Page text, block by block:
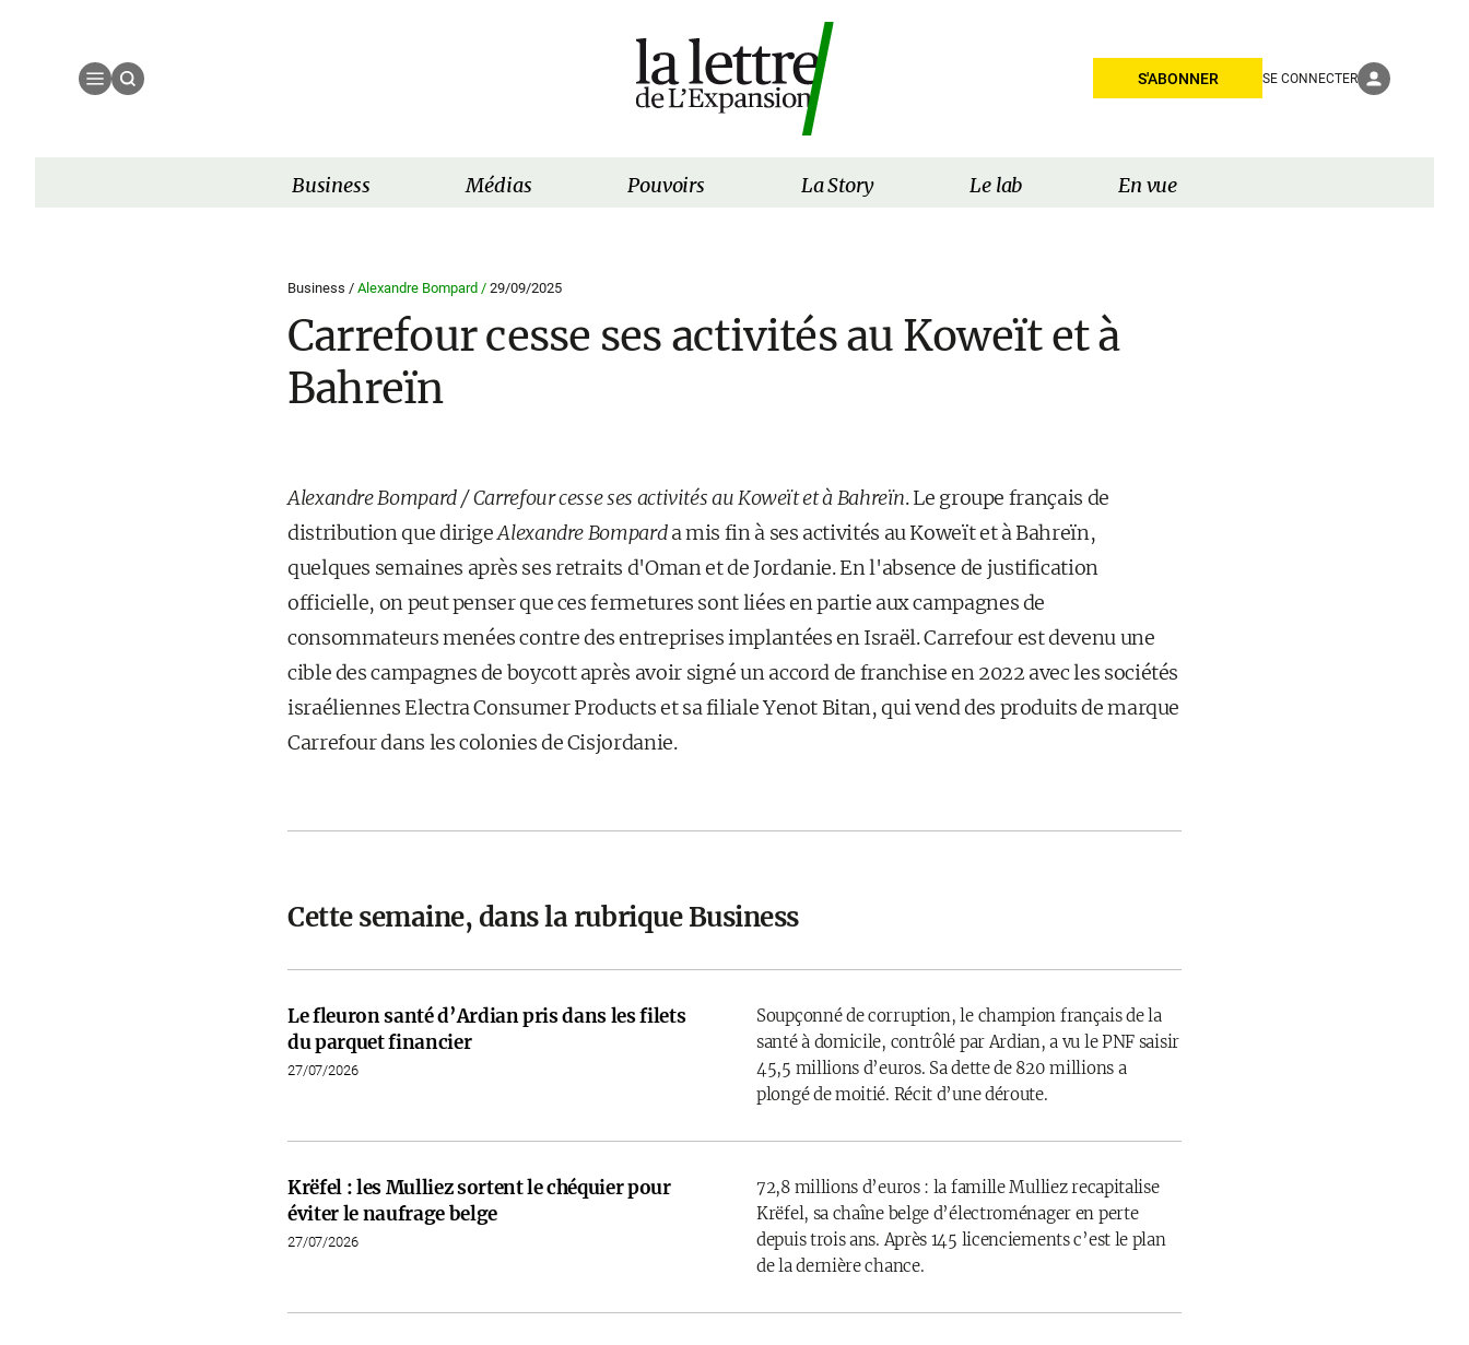
S'ABONNER SE CONNECTER
Business Médias Pouvoirs La Story Le lab En vue
Business / Alexandre Bompard / 29/09/2025
Carrefour cesse ses activités au Koweït et à
Bahreïn
Alexandre Bompard / Carrefour cesse ses activités au Koweït et à Bahreïn. Le groupe français de
distribution que dirigeAlexandre Bomparda mis fin à ses activités au Koweït et à Bahreïn,
quelques semaines après ses retraits d'Oman et de Jordanie. En l'absence de justification
officielle, on peut penser que ces fermetures sont liées en partie aux campagnes de
consommateurs menées contre des entreprises implantées en Israël. Carrefour est devenu une
cible des campagnes de boycott après avoir signé un accord de franchise en 2022 avec les sociétés
israéliennes Electra Consumer Products et sa filiale Yenot Bitan, qui vend des produits de marque
Carrefour dans les colonies de Cisjordanie.
Cette semaine, dans la rubrique Business
Le fleuron santé d’Ardian pris dans les filets
du parquet financier
27/07/2026
Soupçonné de corruption, le champion français de la
santé à domicile, contrôlé par Ardian, a vu le PNF saisir
45,5 millions d’euros. Sa dette de 820 millions a
plongé de moitié. Récit d’une déroute.
Krëfel : les Mulliez sortent le chéquier pour
éviter le naufrage belge
27/07/2026
72,8 millions d’euros : la famille Mulliez recapitalise
Krëfel, sa chaîne belge d’électroménager en perte
depuis trois ans. Après 145 licenciements c’est le plan
de la dernière chance.